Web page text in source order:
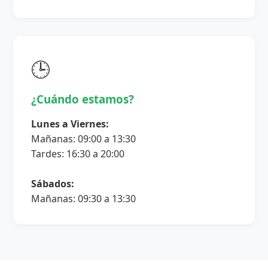
🕒
¿Cuándo estamos?
Lunes a Viernes:
Mañanas: 09:00 a 13:30
Tardes: 16:30 a 20:00
Sábados:
Mañanas: 09:30 a 13:30